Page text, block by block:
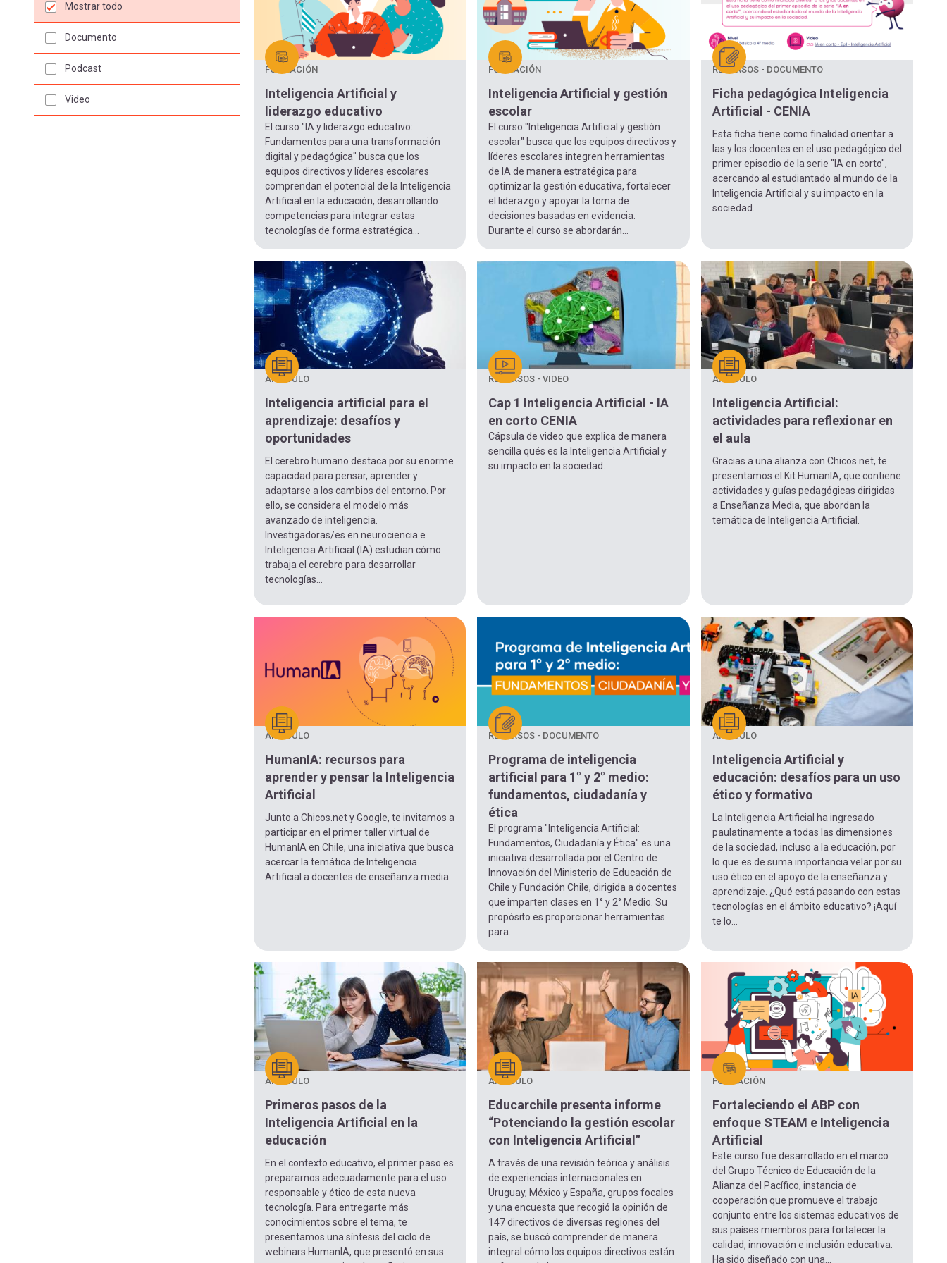
FORMACIÓN
Inteligencia Artificial y
liderazgo educativo
El curso "IA y liderazgo educativo:
Fundamentos para una transformación
digital y pedagógica" busca que los
equipos directivos y líderes escolares
comprendan el potencial de la Inteligencia
Artificial en la educación, desarrollando
competencias para integrar estas
tecnologías de forma estratégica...
FORMACIÓN
Inteligencia Artificial y gestión
escolar
El curso "Inteligencia Artificial y gestión
escolar" busca que los equipos directivos y
líderes escolares integren herramientas
de IA de manera estratégica para
optimizar la gestión educativa, fortalecer
el liderazgo y apoyar la toma de
decisiones basadas en evidencia.
Durante el curso se abordarán...
RECURSOS - DOCUMENTO
Ficha pedagógica Inteligencia
Artificial - CENIA
Esta ficha tiene como finalidad orientar a
las y los docentes en el uso pedagógico del
primer episodio de la serie "IA en corto",
acercando al estudiantado al mundo de la
Inteligencia Artificial y su impacto en la
sociedad.
ARTÍCULO
Inteligencia artificial para el
aprendizaje: desafíos y
oportunidades
El cerebro humano destaca por su enorme
capacidad para pensar, aprender y
adaptarse a los cambios del entorno. Por
ello, se considera el modelo más
avanzado de inteligencia.
Investigadoras/es en neurociencia e
Inteligencia Artificial (IA) estudian cómo
trabaja el cerebro para desarrollar
tecnologías...
RECURSOS - VIDEO
Cap 1 Inteligencia Artificial - IA
en corto CENIA
Cápsula de video que explica de manera
sencilla qués es la Inteligencia Artificial y
su impacto en la sociedad.
ARTÍCULO
Inteligencia Artificial:
actividades para reflexionar en
el aula
Gracias a una alianza con Chicos.net, te
presentamos el Kit HumanIA, que contiene
actividades y guías pedagógicas dirigidas
a Enseñanza Media, que abordan la
temática de Inteligencia Artificial.
ARTÍCULO
HumanIA: recursos para
aprender y pensar la Inteligencia
Artificial
Junto a Chicos.net y Google, te invitamos a
participar en el primer taller virtual de
HumanIA en Chile, una iniciativa que busca
acercar la temática de Inteligencia
Artificial a docentes de enseñanza media.
RECURSOS - DOCUMENTO
Programa de inteligencia
artificial para 1° y 2° medio:
fundamentos, ciudadanía y
ética
El programa "Inteligencia Artificial:
Fundamentos, Ciudadanía y Ética" es una
iniciativa desarrollada por el Centro de
Innovación del Ministerio de Educación de
Chile y Fundación Chile, dirigida a docentes
que imparten clases en 1° y 2° Medio. Su
propósito es proporcionar herramientas
para...
ARTÍCULO
Inteligencia Artificial y
educación: desafíos para un uso
ético y formativo
La Inteligencia Artificial ha ingresado
paulatinamente a todas las dimensiones
de la sociedad, incluso a la educación, por
lo que es de suma importancia velar por su
uso ético en el apoyo de la enseñanza y
aprendizaje. ¿Qué está pasando con estas
tecnologías en el ámbito educativo? ¡Aquí
te lo...
ARTÍCULO
Primeros pasos de la
Inteligencia Artificial en la
educación
En el contexto educativo, el primer paso es
prepararnos adecuadamente para el uso
responsable y ético de esta nueva
tecnología. Para entregarte más
conocimientos sobre el tema, te
presentamos una síntesis del ciclo de
webinars HumanIA, que presentó en sus
ARTÍCULO
Educarchile presenta informe
“Potenciando la gestión escolar
con Inteligencia Artificial”
A través de una revisión teórica y análisis
de experiencias internacionales en
Uruguay, México y España, grupos focales
y una encuesta que recogió la opinión de
147 directivos de diversas regiones del
país, se buscó comprender de manera
integral cómo los equipos directivos están
FORMACIÓN
Fortaleciendo el ABP con
enfoque STEAM e Inteligencia
Artificial
Este curso fue desarrollado en el marco
del Grupo Técnico de Educación de la
Alianza del Pacífico, instancia de
cooperación que promueve el trabajo
conjunto entre los sistemas educativos de
sus países miembros para fortalecer la
calidad, innovación e inclusión educativa.
Ha sido diseñado con una...
Mostrar todo
Documento
Podcast
Video